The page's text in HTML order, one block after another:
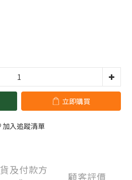
立即購買
加入追蹤清單
及付款方
顧客評價